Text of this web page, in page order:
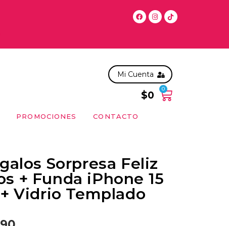
a Sabado antes de las 11:00 hrs, solo en la RM. Para
Mi Cuenta
$0
0
PROMOCIONES CONTACTO
Sorpresa Feliz
+ Funda iPhone 15
Vidrio Templado